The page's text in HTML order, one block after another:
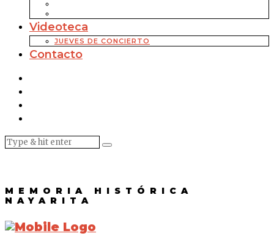
Videoteca
JUEVES DE CONCIERTO
Contacto
MEMORIA HISTÓRICA
NAYARITA